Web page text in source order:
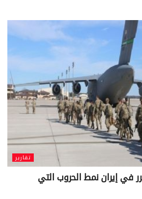
تقارير
في إيران نمط الحروب التي